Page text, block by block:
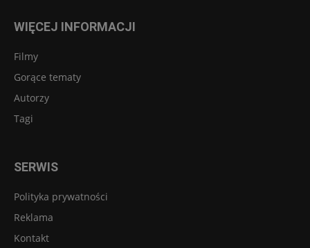
WIĘCEJ INFORMACJI
Filmy
Gorące tematy
Autorzy
Tagi
SERWIS
Polityka prywatności
Reklama
Kontakt